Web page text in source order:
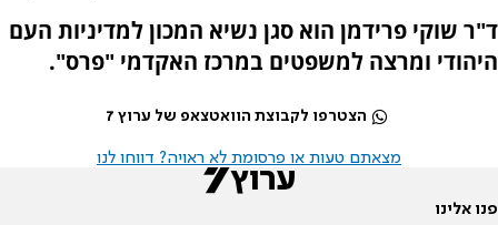
ד"ר שוקי פרידמן הוא סגן נשיא המכון למדיניות העם
היהודי ומרצה למשפטים במרכז האקדמי "פרס".
הצטרפו לקבוצת הוואטצאפ של ערוץ 7
מצאתם טעות או פרסומת לא ראויה? דווחו לנו
פנו אלינו